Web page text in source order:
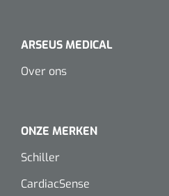
ARSEUS MEDICAL
Over ons
ONZE MERKEN
Schiller
CardiacSense